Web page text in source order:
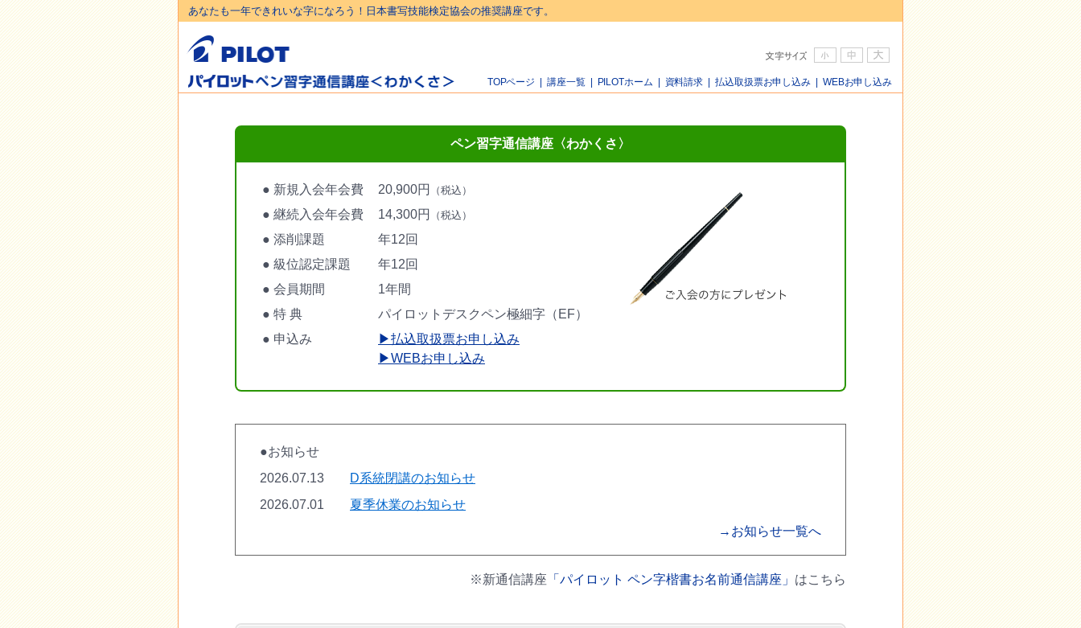
あなたも一年できれいな字になろう！日本書写技能検定協会の推奨講座です。
TOPページ |講座一覧| PILOTホーム | 資料請求 |払込取扱票お申し込み| WEBお申し込み
ペン習字通信講座〈わかくさ〉
● 新規入会年会費 20,900円 （税込）
● 継続入会年会費 14,300円 （税込）
● 添削課題
年12回
● 級位認定課題
年12回
● 会員期間
1年間
● 特 典
パイロットデスクペン極細字（EF）
● 申込み
▶払込取扱票お申し込み
▶WEBお申し込み
●お知らせ
2026.07.13
D系統閉講のお知らせ
2026.07.01
夏季休業のお知らせ
→お知らせ一覧へ
※新通信講座 「パイロット ペン字楷書お名前通信講座」 はこちら